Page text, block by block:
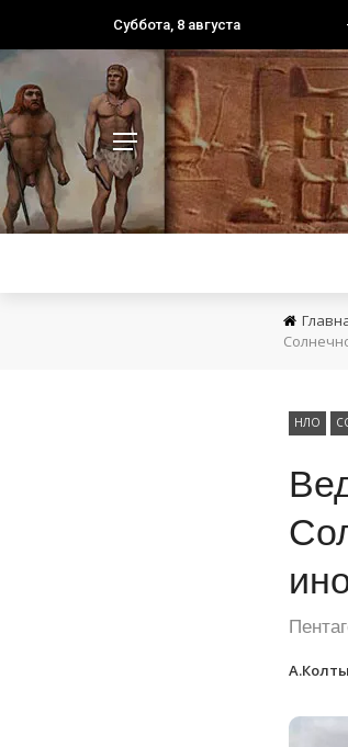
Суббота, 8 августа
НЛО